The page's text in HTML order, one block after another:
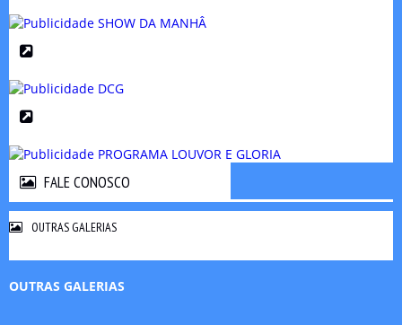
FALE CONOSCO
OUTRAS GALERIAS
OUTRAS GALERIAS